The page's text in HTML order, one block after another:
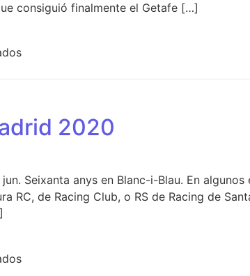
consiguió finalmente el Getafe […]
en camiseta del real madrid lima
2020
Seixanta anys en Blanc-i-Blau. En
RC, de Racing Club, o RS de Racing de
en camiseta james real madrid 2020